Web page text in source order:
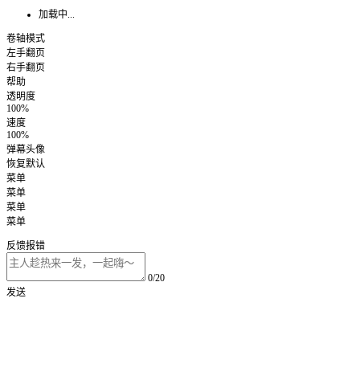
加载中...
卷轴模式
左手翻页
右手翻页
帮助
透明度
100%
速度
100%
弹幕头像
恢复默认
菜单
菜单
菜单
菜单
反馈报错
0/20
发送